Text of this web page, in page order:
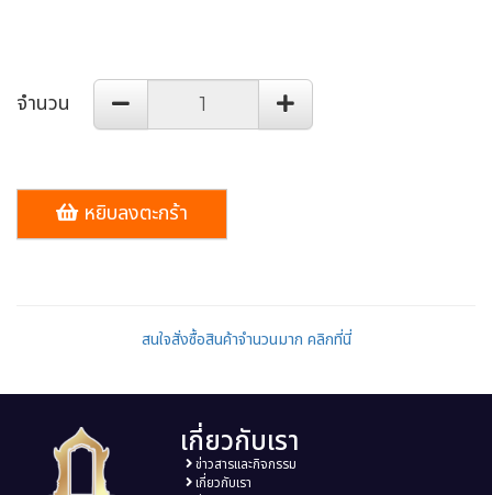
จำนวน
หยิบลงตะกร้า
สนใจสั่งซื้อสินค้าจำนวนมาก คลิกที่นี่
เกี่ยวกับเรา
ข่าวสารและกิจกรรม
เกี่ยวกับเรา